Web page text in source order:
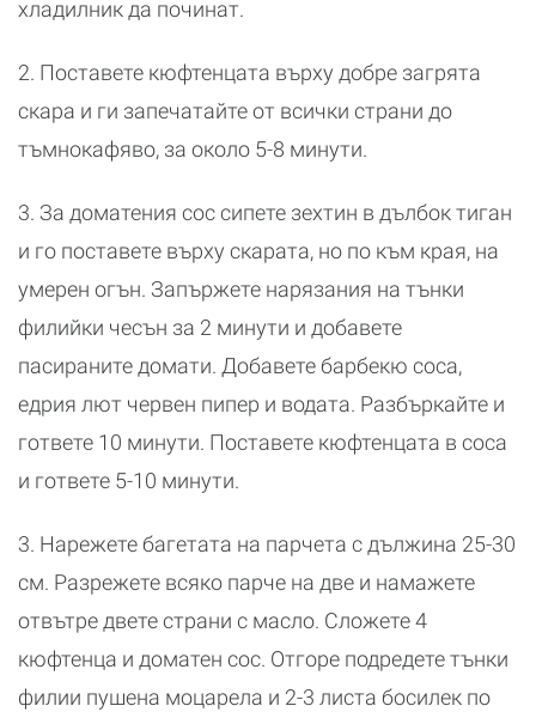
хладилник да починат.
2. Поставете кюфтенцата върху добре загрята
скара и ги запечатайте от всички страни до
тъмнокафяво, за около 5-8 минути.
3. За доматения сос сипете зехтин в дълбок тиган
и го поставете върху скарата, но по към края, на
умерен огън. Запържете нарязания на тънки
филийки чесън за 2 минути и добавете
пасираните домати. Добавете барбекю соса,
едрия лют червен пипер и водата. Разбъркайте и
гответе 10 минути. Поставете кюфтенцата в соса
и гответе 5-10 минути.
3. Нарежете багетата на парчета с дължина 25-30
см. Разрежете всяко парче на две и намажете
отвътре двете страни с масло. Сложете 4
кюфтенца и доматен сос. Отгоре подредете тънки
филии пушена моцарела и 2-3 листа босилек по